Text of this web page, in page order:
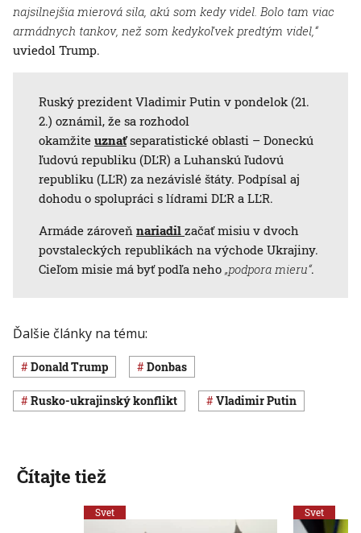
najsilnejšia mierová sila, akú som kedy videl. Bolo tam viac
armádnych tankov, než som kedykoľvek predtým videl,“
uviedol Trump.
Ruský prezident Vladimir Putin v pondelok (21.
2.) oznámil, že sa rozhodol
okamžite uznaťseparatistické oblasti – Doneckú
ľudovú republiku (DĽR) a Luhanskú ľudovú
republiku (LĽR) za nezávislé štáty. Podpísal aj
dohodu o spolupráci s lídrami DĽR a LĽR.
Armáde zároveň nariadil začať misiu v dvoch
povstaleckých republikách na východe Ukrajiny.
Cieľom misie má byť podľa neho „podpora mieru“.
Ďalšie články na tému:
Donald Trump Donbas
rusko-ukrajinský konflikt Vladimir Putin
Čítajte tiež
Svet Svet